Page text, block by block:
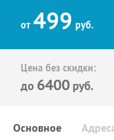
от 499 руб.
Цена без скидки:
до 6400 руб.
Основное